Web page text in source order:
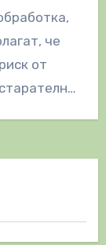
че
от